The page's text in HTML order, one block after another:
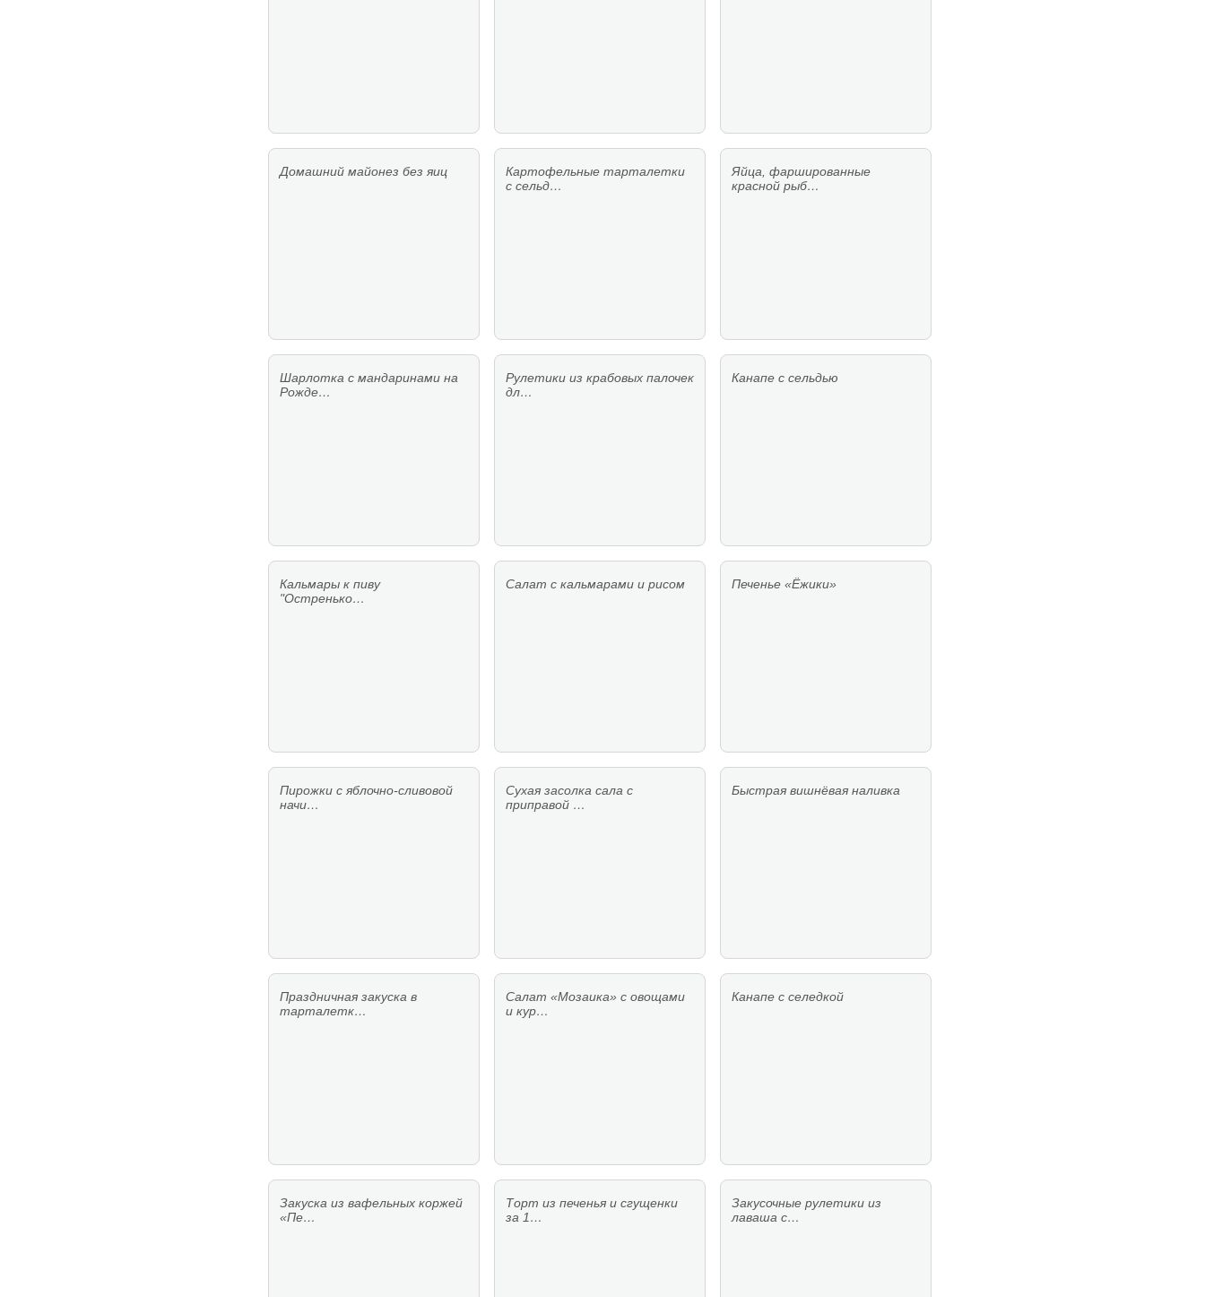
Домашний майонез без яиц
Картофельные тарталетки
с сельд…
Яйца, фаршированные
красной рыб…
Шарлотка с мандаринами на
Рожде…
Рулетики из крабовых палочек
дл…
Канапе с сельдью
Кальмары к пиву
"Остренько…
Салат с кальмарами и рисом Печенье «Ёжики»
Пирожки с яблочно-сливовой
начи…
Сухая засолка сала с
приправой …
Быстрая вишнёвая наливка
Праздничная закуска в
тарталетк…
Салат «Мозаика» с овощами
и кур…
Канапе с селедкой
Закуска из вафельных коржей
«Пе…
Торт из печенья и сгущенки
за 1…
Закусочные рулетики из
лаваша с…